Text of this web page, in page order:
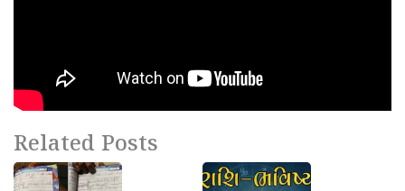
Related Posts